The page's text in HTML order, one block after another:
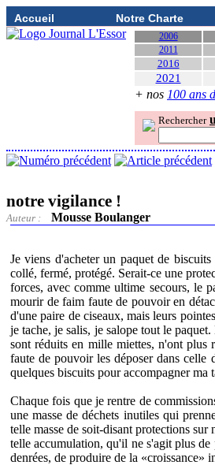
Accueil Notre Charte
2006
2011
2016
2021
+ nos 100 ans
Rechercher
notre vigilance !
Auteur : Mousse Boulanger
Je viens d'acheter un paquet de
collé, fermé, protégé. Serait-ce une
forces, avec comme ultime secours, le
mourir de faim faute de pouvoir en
d'une paire de ciseaux, mais leurs
je tache, je salis, je salope tout le
sont réduits en mille miettes, n'ont plus
faute de pouvoir les déposer dans
quelques biscuits pour accompagner ma
Chaque fois que je rentre de
une masse de déchets inutiles qui
telle masse de soit-disant protections
telle accumulation, qu'il ne s'agit plus
denrées, de produire de la «croissance»